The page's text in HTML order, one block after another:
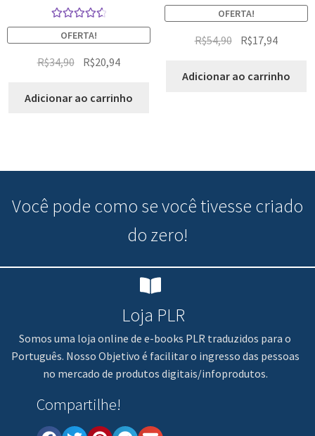
Avaliação
4.67de 5
OFERTA!
R$34,90 R$20,94
Adicionar ao carrinho
OFERTA!
R$54,90 R$17,94
Adicionar ao carrinho
Você pode como se você tivesse criado
do zero!
Loja PLR
Somos uma loja online de e-books PLR traduzidos para o
Português. Nosso Objetivo é facilitar o ingresso das pessoas
no mercado de produtos digitais/infoprodutos.
Compartilhe!